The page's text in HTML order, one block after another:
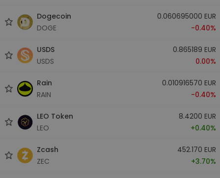
Dogecoin
DOGE
0.060695000 EUR
-0.40%
USDS
USDS
0.865189 EUR
0.00%
Rain
RAIN
0.010916570 EUR
-0.40%
LEO Token
LEO
8.4200 EUR
+0.40%
Zcash
ZEC
452.170 EUR
+3.70%